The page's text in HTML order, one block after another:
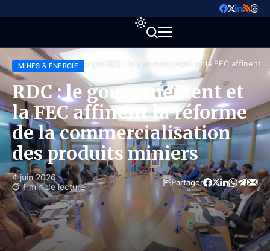
Accueil Mines & Énergie
RDC : le gouvernement et la FEC affinent la
réforme de la commercialisation des
produits miniers
MINES & ÉNERGIE
RDC : le gouvernement et
la FEC affinent la réforme
de la commercialisation
des produits miniers
4 juin 2026
1 min de lecture
Partager